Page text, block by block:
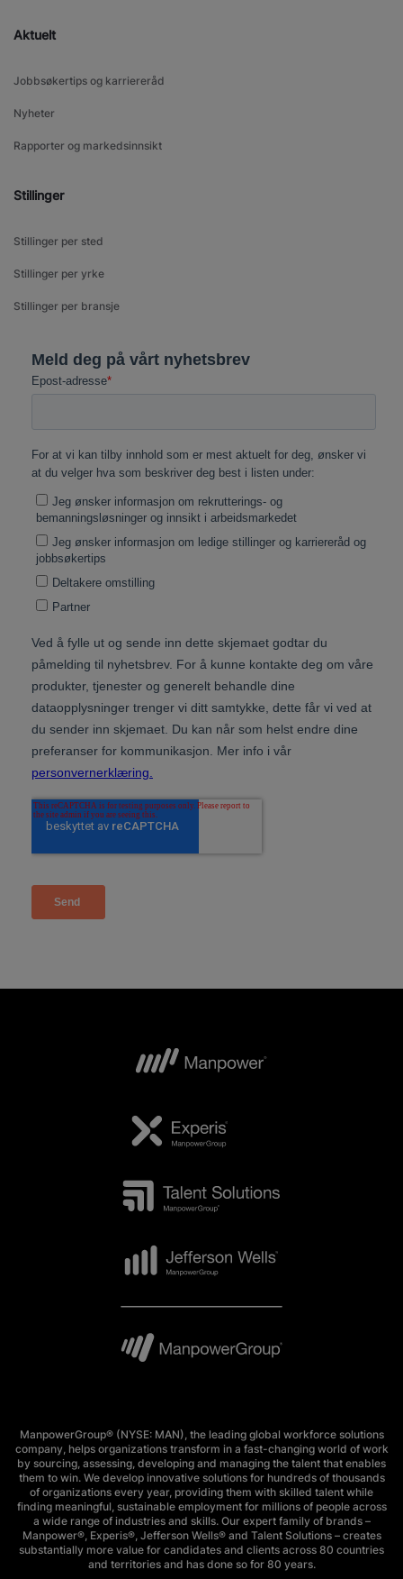
Aktuelt
Jobbsøkertips og karriereråd
Nyheter
Rapporter og markedsinnsikt
Stillinger
Stillinger per sted
Stillinger per yrke
Stillinger per bransje
ManpowerGroup® (NYSE: MAN), the leading global workforce solutions
company, helps organizations transform in a fast-changing world of work
by sourcing, assessing, developing and managing the talent that enables
them to win. We develop innovative solutions for hundreds of thousands
of organizations every year, providing them with skilled talent while
finding meaningful, sustainable employment for millions of people across
a wide range of industries and skills. Our expert family of brands –
Manpower®, Experis®, Jefferson Wells® and Talent Solutions – creates
substantially more value for candidates and clients across 80 countries
and territories and has done so for 80 years.